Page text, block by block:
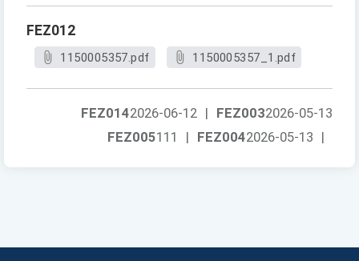
FEZ012
1150005357.pdf 1150005357_1.pdf
FEZ0032026-05-13
FEZ0142026-06-12 |
FEZ0042026-05-13 |
FEZ005111 |